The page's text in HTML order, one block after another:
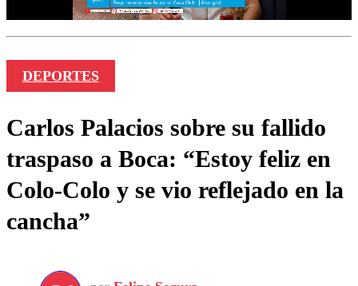
DEPORTES
Carlos Palacios sobre su fallido
traspaso a Boca: “Estoy feliz en
Colo-Colo y se vio reflejado en la
cancha”